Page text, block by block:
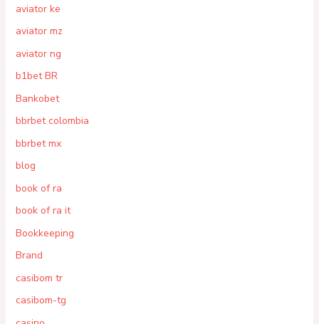
aviator ke
aviator mz
aviator ng
b1bet BR
Bankobet
bbrbet colombia
bbrbet mx
blog
book of ra
book of ra it
Bookkeeping
Brand
casibom tr
casibom-tg